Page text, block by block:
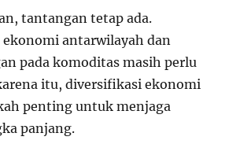
tantangan tetap ada.
antarwilayah dan
pada komoditas masih perlu
itu, diversifikasi ekonomi
penting untuk menjaga
panjang.